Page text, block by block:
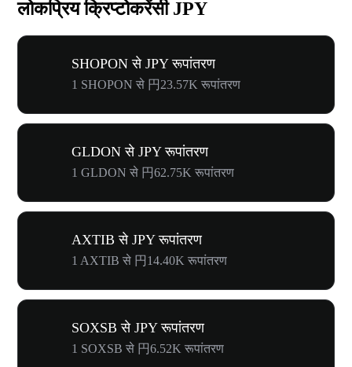
लोकप्रिय क्रिप्टोकरेंसी JPY
SHOPON से JPY रूपांतरण
1 SHOPON से 円23.57K रूपांतरण
GLDON से JPY रूपांतरण
1 GLDON से 円62.75K रूपांतरण
AXTIB से JPY रूपांतरण
1 AXTIB से 円14.40K रूपांतरण
SOXSB से JPY रूपांतरण
1 SOXSB से 円6.52K रूपांतरण